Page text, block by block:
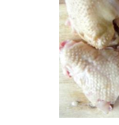
Рагу из